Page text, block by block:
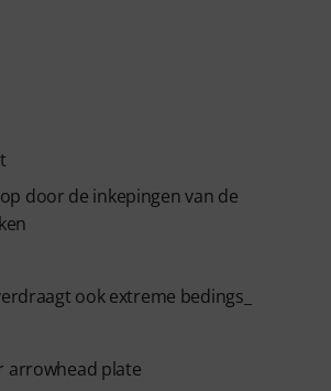
door de inkepingen van de
ook extreme bedings_
arrowhead plate